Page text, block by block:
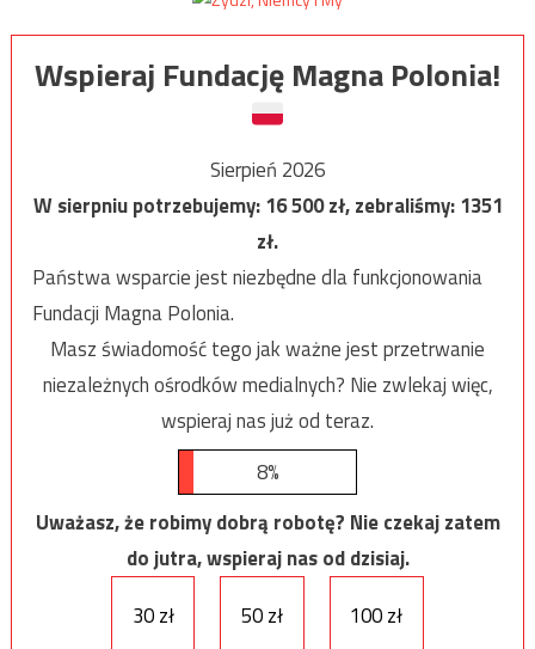
Wspieraj Fundację Magna Polonia!
Sierpień 2026
W sierpniu potrzebujemy:16 500zł, zebraliśmy:1351
zł.
Państwa wsparcie jest niezbędne dla funkcjonowania
Fundacji Magna Polonia.
Masz świadomość tego jak ważne jest przetrwanie
niezależnych ośrodków medialnych? Nie zwlekaj więc,
wspieraj nas już od teraz.
8%
Uważasz, że robimy dobrą robotę? Nie czekaj zatem
do jutra, wspieraj nas od dzisiaj.
30 zł
50 zł 100 zł